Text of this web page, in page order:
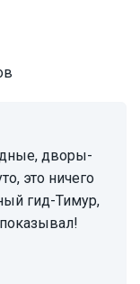
это ничего
гид-Тимур,